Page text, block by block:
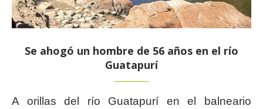
Se ahogó un hombre de 56 años en el río
Guatapurí
A orillas del río Guatapurí en el balneario